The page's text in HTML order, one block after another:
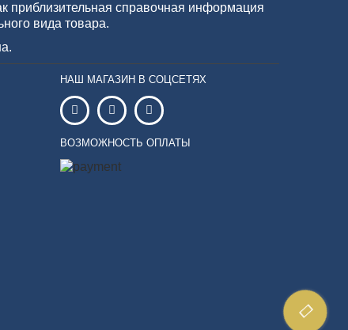
приблизительная справочная информация
вида товара.
НАШ МАГАЗИН В СОЦСЕТЯХ
ВОЗМОЖНОСТЬ ОПЛАТЫ